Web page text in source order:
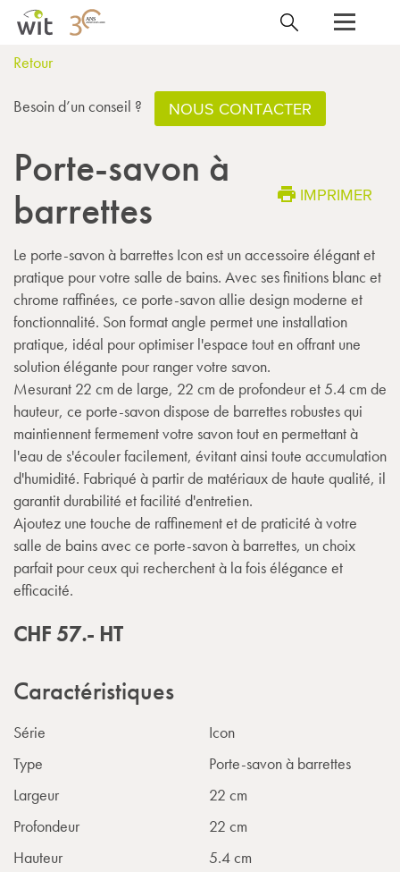
Retour
Besoin d’un conseil ? NOUS CONTACTER
Porte-savon à
barrettes
IMPRIMER
Le porte-savon à barrettes Icon est un accessoire élégant et
pratique pour votre salle de bains. Avec ses finitions blanc et
chrome raffinées, ce porte-savon allie design moderne et
fonctionnalité. Son format angle permet une installation
pratique, idéal pour optimiser l'espace tout en offrant une
solution élégante pour ranger votre savon.
Mesurant 22 cm de large, 22 cm de profondeur et 5.4 cm de
hauteur, ce porte-savon dispose de barrettes robustes qui
maintiennent fermement votre savon tout en permettant à
l'eau de s'écouler facilement, évitant ainsi toute accumulation
d'humidité. Fabriqué à partir de matériaux de haute qualité, il
garantit durabilité et facilité d'entretien.
Ajoutez une touche de raffinement et de praticité à votre
salle de bains avec ce porte-savon à barrettes, un choix
parfait pour ceux qui recherchent à la fois élégance et
efficacité.
CHF57.- HT
Caractéristiques
Série
Icon
Type
Porte-savon à barrettes
Largeur
22 cm
Profondeur
22 cm
Hauteur
5.4 cm